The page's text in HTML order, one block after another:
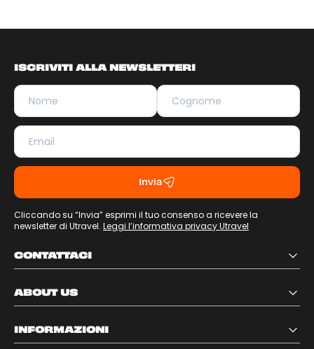
ISCRIVITI ALLA NEWSLETTER!
Invia
Cliccando su “Invia” esprimi il tuo consenso a ricevere la
newsletter di Utravel. Leggi l’informativa privacy Utravel
CONTATTACI
ABOUT US
INFORMAZIONI